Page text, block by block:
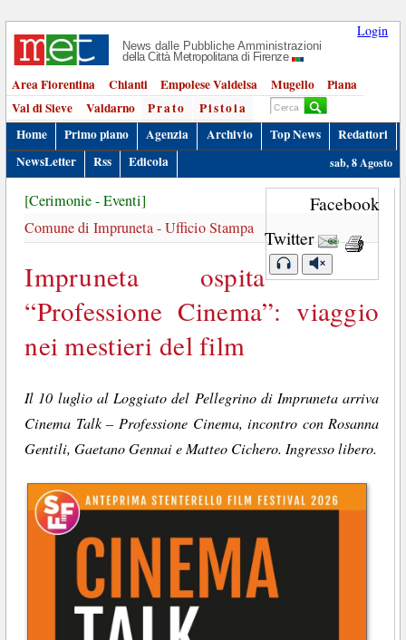
Login
News dalle Pubbliche Amministrazioni
della Città Metropolitana di Firenze
Area Fiorentina Chianti Empolese Valdelsa Mugello
Piana
Val di Sieve
Valdarno Prato
Pistoia
Home
Primo piano Agenzia Archivio Top News
Redattori
NewsLetter
Rss Edicola sab, 8 Agosto
Facebook
Twitter
[Cerimonie - Eventi]
Comune di Impruneta - Ufficio Stampa
Impruneta ospita
“Professione Cinema”: viaggio
nei mestieri del film
Il 10 luglio al Loggiato del Pellegrino di Impruneta arriva
Cinema Talk – Professione Cinema, incontro con Rosanna
Gentili, Gaetano Gennai e Matteo Cichero. Ingresso libero.